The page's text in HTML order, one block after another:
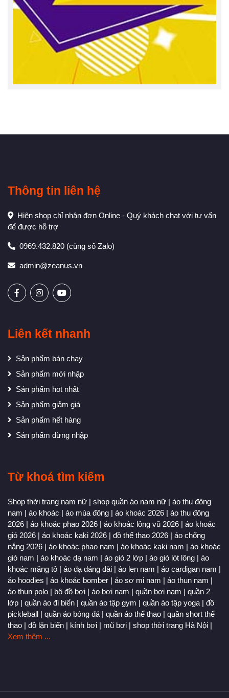
Thông tin liên hệ
Hiện shop chỉ nhận đơn Online - Quý khách chat với tư vấn
để được hỗ trợ
0969.432.820 (cùng số Zalo)
admin@zeanus.vn
Liên kết nhanh
Sản phẩm bán chạy
Sản phẩm mới nhập
Sản phẩm hot nhất
Sản phẩm giảm giá
Sản phẩm hết hàng
Sản phẩm dừng nhập
Từ khoá tìm kiếm
Shop thời trang nam nữ | shop quần áo nam nữ | áo thu đông
nam | áo khoác | áo mùa đông | áo khoác 2026 | áo thu đông
2026 | áo khoác phao 2026 | áo khoác lông vũ 2026 | áo khoác
gió 2026 | áo khoác kaki 2026 | đồ thể thao 2026 | áo chống
nắng 2026 | áo khoác phao nam | áo khoác kaki nam | áo khoác
gió nam | áo khoác dạ nam | áo gió 2 lớp | áo gió lót lông | áo
khoác măng tô | áo dạ dáng dài | áo len nam | áo cardigan nam |
áo hoodies | áo khoác bomber | áo sơ mi nam | áo thun nam |
áo thun polo | bộ đồ bơi | áo bơi nam | quần bơi nam | quần 2
lớp | quần áo đi biển | quần áo tập gym | quần áo tập yoga | đồ
pickleball | quần áo bóng đá | quần áo thể thao | quần short thể
thao | đồ lặn biển | kính bơi | mũ bơi | shop thời trang Hà Nội |
Xem thêm ...